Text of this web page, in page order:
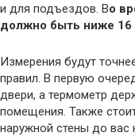
и для подъездов. Во
должно быть ниже 16
Измерения будут
правил. В первую
двери, а термометр
помещения. Также
наружной стены до вас